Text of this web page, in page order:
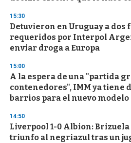
15:30
Detuvieron en Uruguay a dos
requeridos por Interpol
enviar droga a Europa
15:00
A la espera de una "partida
contenedores", IMM ya tiene
barrios para el nuevo modelo
14:50
Liverpool 1-0 Albion:
triunfo al negriazul tras un